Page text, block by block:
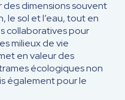
dimensions souvent
le sol et l’eau, tout en
collaboratives pour
milieux de vie
en valeur des
écologiques non
également pour le